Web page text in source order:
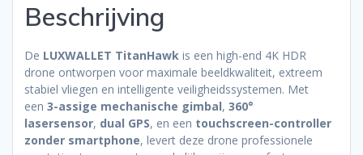
Beschrijving
De LUXWALLET TitanHawk is een high-end 4K HDR
drone ontworpen voor maximale beeldkwaliteit, extreem
stabiel vliegen en intelligente veiligheidssystemen. Met
een 3-assige mechanische gimbal, 360°
lasersensor, dual GPS, en een touchscreen-controller
zonder smartphone, levert deze drone professionele